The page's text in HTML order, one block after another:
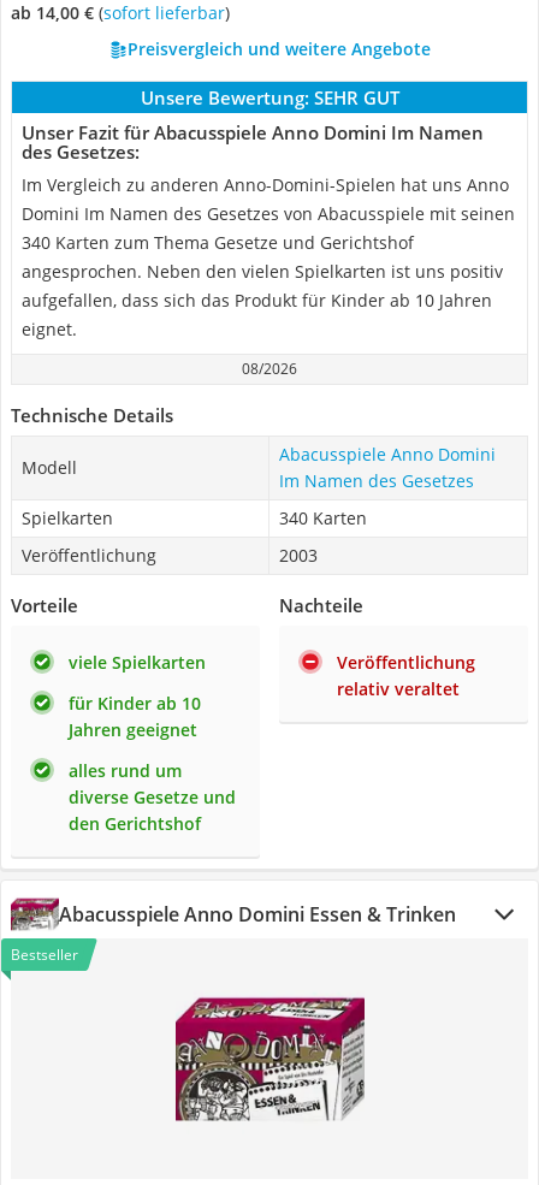
ab 14,00 € ( Sofort lieferbar)
Preisvergleich und weitere Angebote
Unsere Bewertung: SEHR GUT
Unser Fazit für Abacusspiele Anno Domini Im Namen
des Gesetzes:
Im Vergleich zu anderen Anno-Domini-Spielen hat uns Anno
Domini Im Namen des Gesetzes von Abacusspiele mit seinen
340 Karten zum Thema Gesetze und Gerichtshof
angesprochen. Neben den vielen Spielkarten ist uns positiv
aufgefallen, dass sich das Produkt für Kinder ab 10 Jahren
eignet.
08/2026
Technische Details
Modell
Abacusspiele Anno Domini
Im Namen des Gesetzes
Spielkarten
340 Karten
Veröffentlichung
2003
Vorteile
viele Spielkarten
für Kinder ab 10
Jahren geeignet
alles rund um
diverse Gesetze und
den Gerichtshof
Nachteile
Veröffentlichung
relativ veraltet
Abacusspiele Anno Domini Essen & Trinken
Bestseller